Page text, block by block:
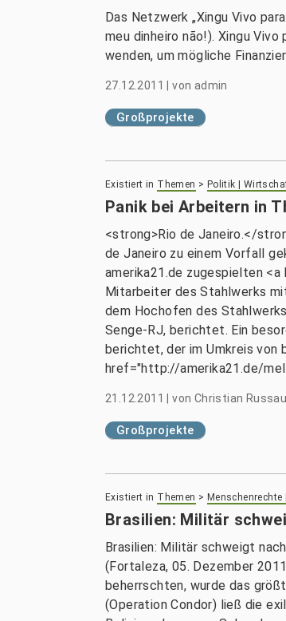
Das Netzwerk „Xingu Vivo
meu dinheiro não!). Xingu
wenden, um mögliche
27.12.2011 |von admin
Großprojekte
Existiert in Themen > Politik |
Panik bei Arbeitern in
<strong>Rio de Janeiro.</
de Janeiro zu einem Vorfall
amerika21.de zugespielten
Mitarbeiter des Stahlwerks
dem Hochofen des
Senge-RJ, berichtet. Ein
berichtet, der im Umkreis von
href="http://amerika21.de/
21.12.2011 |von Christian
Großprojekte
Existiert in Themen >
Brasilien: Militär
Brasilien: Militär schweigt
(Fortaleza, 05. Dezember
beherrschten, wurde das
(Operation Condor) ließ die